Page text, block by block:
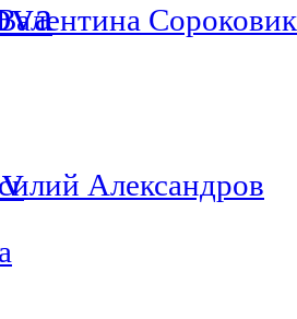
Александров